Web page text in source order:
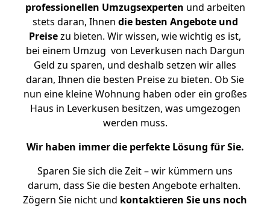
professionellen Umzugsexperten und arbeiten
stets daran, Ihnen die besten Angebote und
Preisezu bieten. Wir wissen, wie wichtig es ist,
bei einem Umzug von Leverkusen nach Dargun
Geld zu sparen, und deshalb setzen wir alles
daran, Ihnen die besten Preise zu bieten. Ob Sie
nun eine kleine Wohnung haben oder ein großes
Haus in Leverkusen besitzen, was umgezogen
werden muss.
Wir haben immer die perfekte Lösung für Sie.
Sparen Sie sich die Zeit – wir kümmern uns
darum, dass Sie die besten Angebote erhalten.
Zögern Sie nicht und kontaktieren Sie uns noch